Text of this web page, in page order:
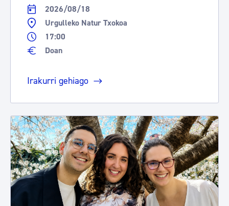
2026/08/18
Urgulleko Natur Txokoa
17:00
Doan
Irakurri gehiago